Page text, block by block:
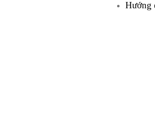
Hướng